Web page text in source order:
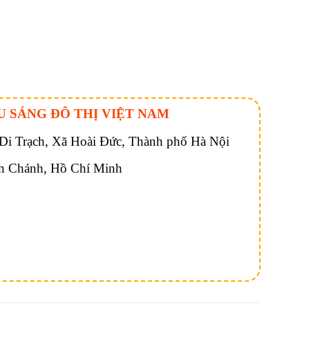
SÁNG ĐÔ THỊ VIỆT NAM
Trạch, Xã Hoài Đức, Thành phố Hà Nội
Chánh, Hồ Chí Minh